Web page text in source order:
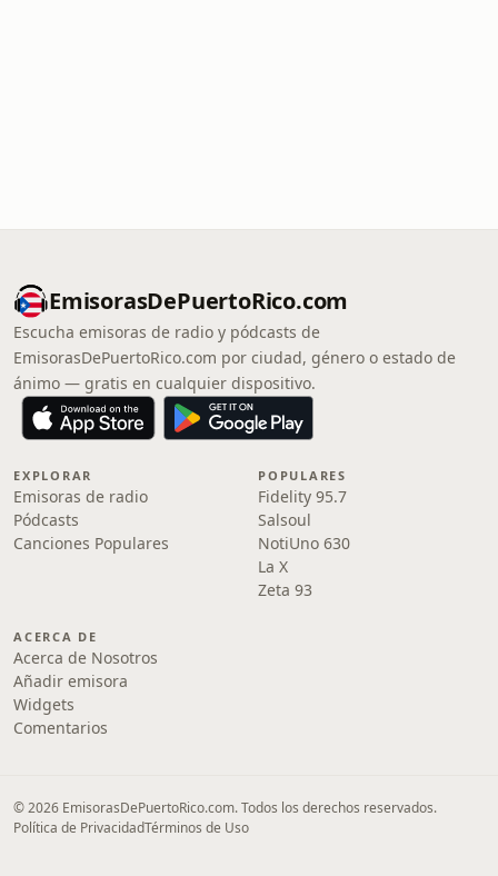
EmisorasDePuertoRico.com
Escucha emisoras de radio y pódcasts de
EmisorasDePuertoRico.com por ciudad, género o estado de
ánimo — gratis en cualquier dispositivo.
EXPLORAR
Emisoras de radio
Pódcasts
Canciones Populares
POPULARES
Fidelity 95.7
Salsoul
NotiUno 630
La X
Zeta 93
ACERCA DE
Acerca de Nosotros
Añadir emisora
Widgets
Comentarios
© 2026 EmisorasDePuertoRico.com. Todos los derechos reservados.
Política de PrivacidadTérminos de Uso